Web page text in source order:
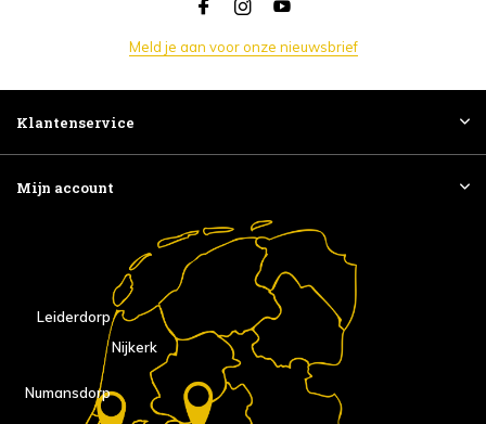
Meld je aan voor onze nieuwsbrief
Klantenservice
Mijn account
Nijkerk
Numansdorp
Leiderdorp